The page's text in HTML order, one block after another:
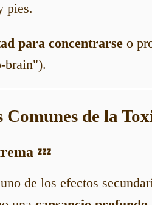
pies.
para concentrarse o
brain").
Comunes de la
💤
de los efectos